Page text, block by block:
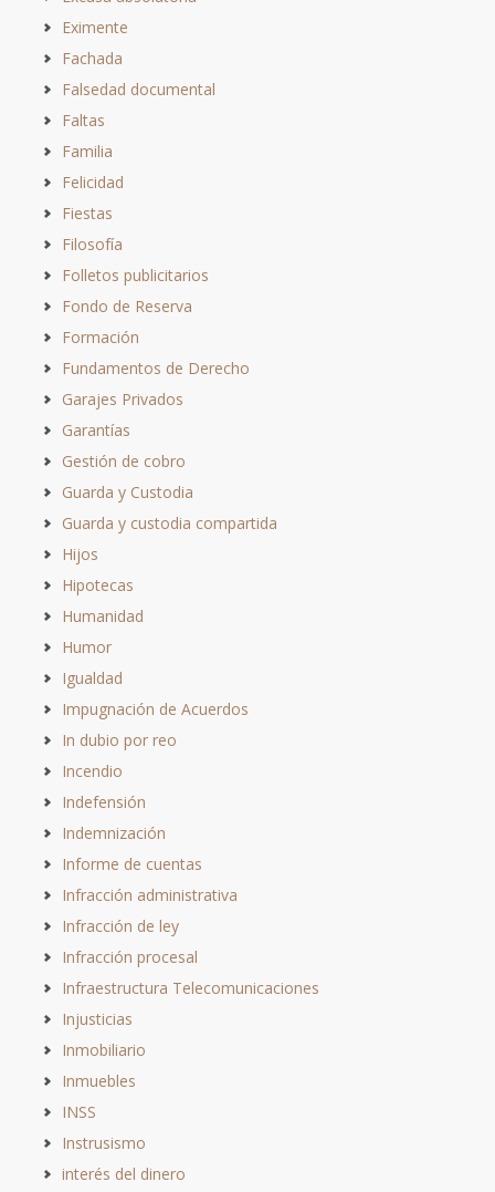
Eximente
Fachada
Falsedad documental
Faltas
Familia
Felicidad
Fiestas
Filosofía
Folletos publicitarios
Fondo de Reserva
Formación
Fundamentos de Derecho
Garajes Privados
Garantías
Gestión de cobro
Guarda y Custodia
Guarda y custodia compartida
Hijos
Hipotecas
Humanidad
Humor
Igualdad
Impugnación de Acuerdos
In dubio por reo
Incendio
Indefensión
Indemnización
Informe de cuentas
Infracción administrativa
Infracción de ley
Infracción procesal
Infraestructura Telecomunicaciones
Injusticias
Inmobiliario
Inmuebles
INSS
Instrusismo
interés del dinero